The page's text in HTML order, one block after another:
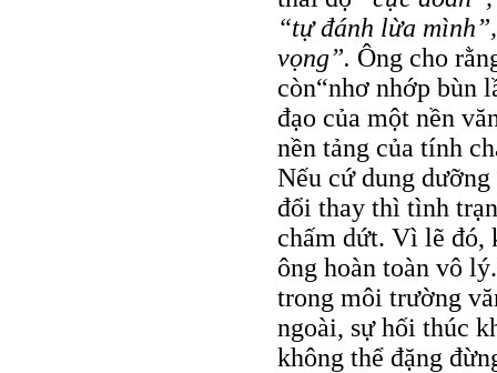
“tự đánh lừa
vọng”. Ông cho
còn“nhơ nhớp bùn
đạo của một nền
nền tảng của tính
Nếu cứ dung
đổi thay thì tình
chấm dứt. Vì lẽ đó,
ông hoàn toàn vô
trong môi trường
ngoài, sự hối thúc
không thể đặng